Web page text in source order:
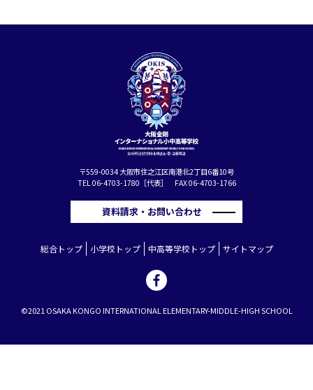
〒559-0034 大阪市住之江区南港北2丁目6番10号
TEL 06-4703-1780［代表］ FAX 06-4703-1766
資料請求・お問い合わせ
総合トップ 小学校トップ 中高等学校トップ サイトマップ
©2021 OSAKA KONGO INTERNATIONAL ELEMENTARY-MIDDLE-HIGH SCHOOL